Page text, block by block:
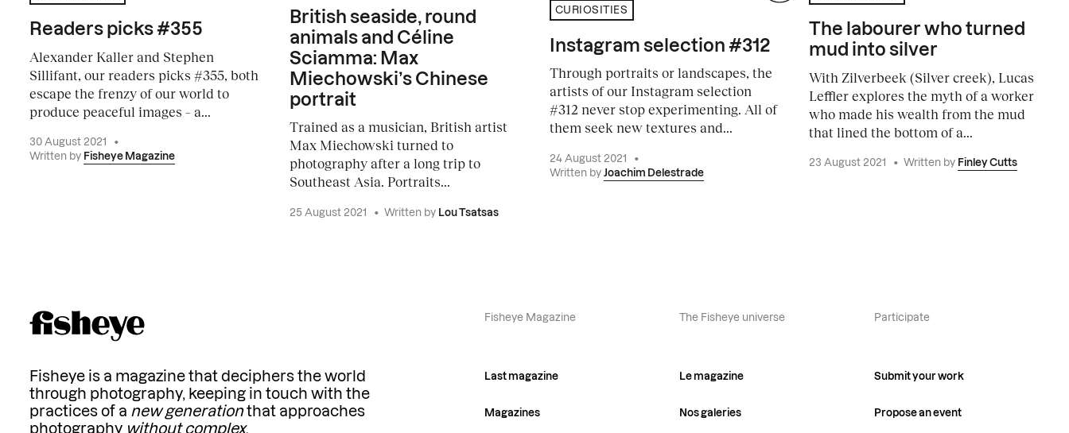
Readers picks #355
Alexander Kaller and Stephen
Sillifant, our readers picks #355, both
escape the frenzy of our world to
produce peaceful images – a...
30 August 2021
•
Written by Fisheye Magazine
British seaside, round
animals and Céline
Sciamma: Max
Miechowski’s Chinese
portrait
Trained as a musician, British artist
Max Miechowski turned to
photography after a long trip to
Southeast Asia. Portraits...
25 August 2021 • Written by Lou Tsatsas
CURIOSITIES
Instagram selection #312
Through portraits or landscapes, the
artists of our Instagram selection
#312 never stop experimenting. All of
them seek new textures and...
24 August 2021
•
Written by Joachim Delestrade
The labourer who turned
mud into silver
With Zilverbeek (Silver creek), Lucas
Leffler explores the myth of a worker
who made his wealth from the mud
that lined the bottom of a...
23 August 2021 •Written by Finley Cutts
Fisheye is a magazine that deciphers the world
through photography, keeping in touch with the
practices of a new generationthat approaches
photography without complex.
Fisheye Magazine
Last magazine
Magazines
The Fisheye universe
Le magazine
Nos galeries
Participate
Submit your work
Propose an event